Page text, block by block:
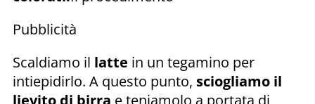
Pubblicità
Scaldiamo il latte in un tegamino per
intiepidirlo. A questo punto, sciogliamo il
lievito di birra e teniamolo a portata di